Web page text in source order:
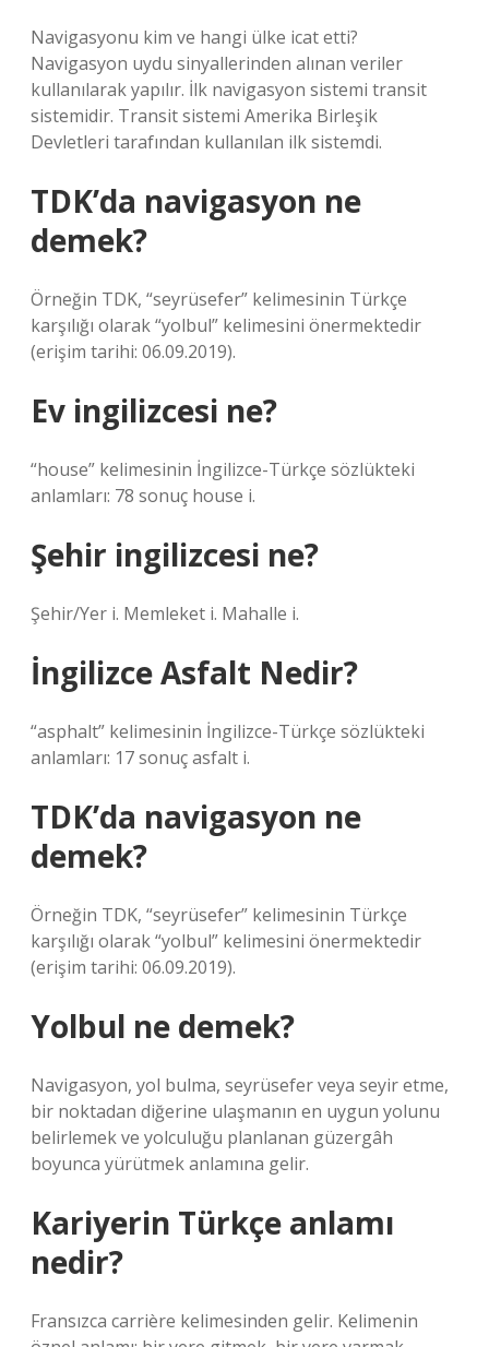
Navigasyonu kim ve hangi ülke icat etti?
Navigasyon uydu sinyallerinden alınan veriler
kullanılarak yapılır. İlk navigasyon sistemi transit
sistemidir. Transit sistemi Amerika Birleşik
Devletleri tarafından kullanılan ilk sistemdi.
TDK’da navigasyon ne
demek?
Örneğin TDK, “seyrüsefer” kelimesinin Türkçe
karşılığı olarak “yolbul” kelimesini önermektedir
(erişim tarihi: 06.09.2019).
Ev ingilizcesi ne?
“house” kelimesinin İngilizce-Türkçe sözlükteki
anlamları: 78 sonuç house i.
Şehir ingilizcesi ne?
Şehir/Yer i. Memleket i. Mahalle i.
İngilizce Asfalt Nedir?
“asphalt” kelimesinin İngilizce-Türkçe sözlükteki
anlamları: 17 sonuç asfalt i.
TDK’da navigasyon ne
demek?
Örneğin TDK, “seyrüsefer” kelimesinin Türkçe
karşılığı olarak “yolbul” kelimesini önermektedir
(erişim tarihi: 06.09.2019).
Yolbul ne demek?
Navigasyon, yol bulma, seyrüsefer veya seyir etme,
bir noktadan diğerine ulaşmanın en uygun yolunu
belirlemek ve yolculuğu planlanan güzergâh
boyunca yürütmek anlamına gelir.
Kariyerin Türkçe anlamı
nedir?
Fransızca carrière kelimesinden gelir. Kelimenin